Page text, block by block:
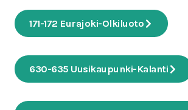
171-172 Eurajoki-Olkiluoto
630-635 Uusikaupunki-Kalanti